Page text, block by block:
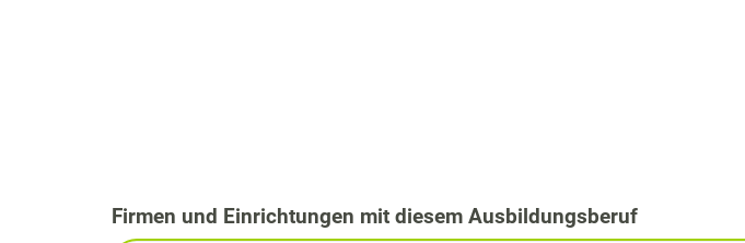
Firmen und Einrichtungen mit diesem Ausbildungsberuf